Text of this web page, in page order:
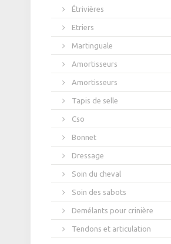
Étrivières
Etriers
Martinguale
Amortisseurs
Amortisseurs
Tapis de selle
Cso
Bonnet
Dressage
Soin du cheval
Soin des sabots
Demélants pour crinière
Tendons et articulation